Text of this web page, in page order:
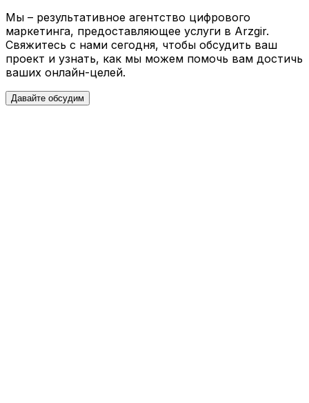
Мы – результативное агентство цифрового
маркетинга, предоставляющее услуги в Arzgir.
Свяжитесь с нами сегодня, чтобы обсудить ваш
проект и узнать, как мы можем помочь вам достичь
ваших онлайн-целей.
Давайте обсудим